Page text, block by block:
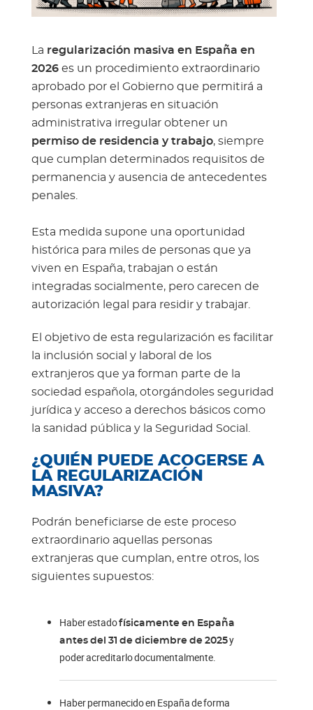
La regularización masiva en España en
2026es un procedimiento extraordinario
aprobado por el Gobierno que permitirá a
personas extranjeras en situación
administrativa irregular obtener un
permiso de residencia y trabajo, siempre
que cumplan determinados requisitos de
permanencia y ausencia de antecedentes
penales.
Esta medida supone una oportunidad
histórica para miles de personas que ya
viven en España, trabajan o están
integradas socialmente, pero carecen de
autorización legal para residir y trabajar.
El objetivo de esta regularización es facilitar
la inclusión social y laboral de los
extranjeros que ya forman parte de la
sociedad española, otorgándoles seguridad
jurídica y acceso a derechos básicos como
la sanidad pública y la Seguridad Social.
¿QUIÉN PUEDE ACOGERSE A
LA REGULARIZACIÓN
MASIVA?
Podrán beneficiarse de este proceso
extraordinario aquellas personas
extranjeras que cumplan, entre otros, los
siguientes supuestos:
Haber estadofísicamente en España
antes del 31 de diciembre de 2025y
poder acreditarlo documentalmente.
Haber permanecido en España de forma